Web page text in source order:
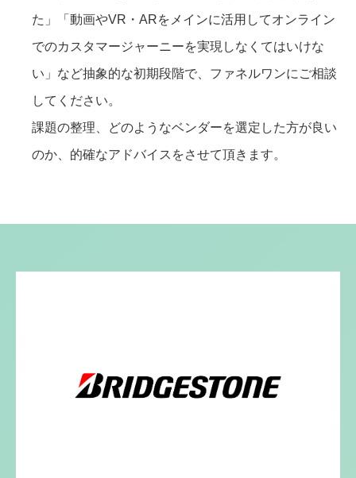
た」「動画やVR・ARをメインに活用してオンライン
でのカスタマージャーニーを実現しなくてはいけな
い」など抽象的な初期段階で、ファネルワンにご相談
してください。
課題の整理、どのようなベンダーを選定した方が良い
のか、的確なアドバイスをさせて頂きます。